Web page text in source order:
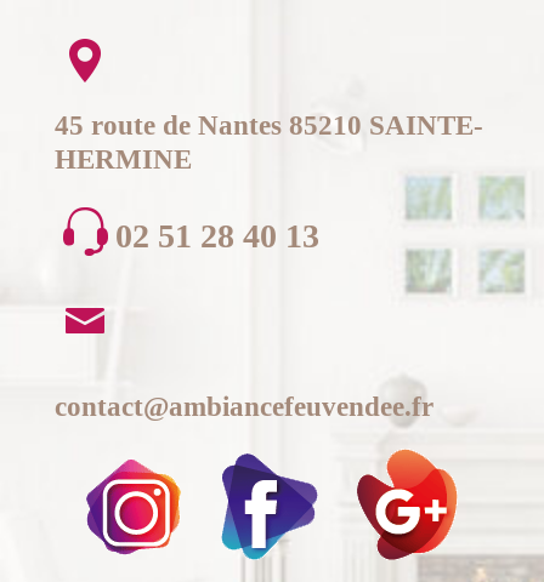
45 route de Nantes 85210 SAINTE-
HERMINE
02 51 28 40 13
contact@ambiancefeuvendee.fr